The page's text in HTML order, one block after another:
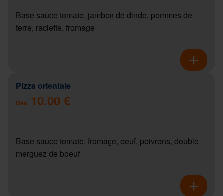
Base sauce tomate, jambon de dinde, pommes de
terre, raclette, fromage
Pizza orientale
Dès 10.00 €
Base sauce tomate, fromage, oeuf, poivrons, double
merguez de boeuf